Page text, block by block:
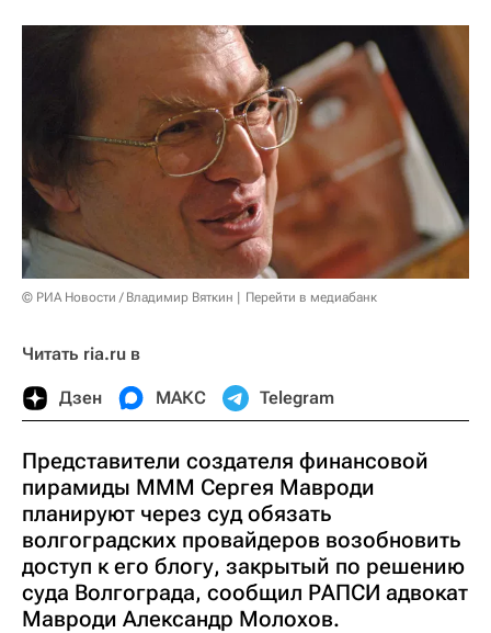
© РИА Новости / Владимир Вяткин Перейти в медиабанк
Читать ria.ru в
Дзен МАКС Telegram
Представители создателя финансовой
пирамиды МММ Сергея Мавроди
планируют через суд обязать
волгоградских провайдеров возобновить
доступ к его блогу, закрытый по решению
суда Волгограда, сообщил РАПСИ адвокат
Мавроди Александр Молохов.